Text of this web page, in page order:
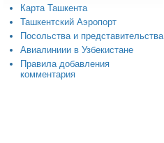
Карта Ташкента
Ташкентский Аэропорт
Посольства и представительства
Авиалиниии в Узбекистане
Правила добавления
комментария